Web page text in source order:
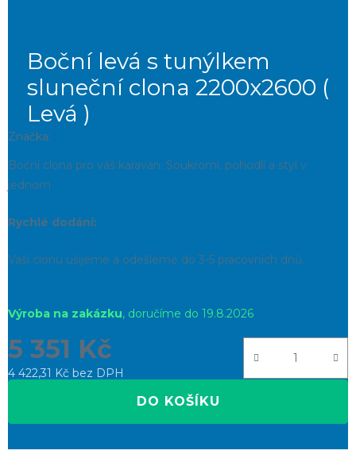
Boční clona pro váš karavan: Soukromí, pohodlí a styl v
jednom
Rychlé dodání:
Vaši clonu ušijeme a odešleme do 3-5 pracovních dnů.
Výroba na zakázku 19.8.2026
5 351 Kč
4 422,31 Kč bez DPH
DO KOŠÍKU
Boční levá s tunýlkem
sluneční clona 2200x2600 (
Levá )
Značka: